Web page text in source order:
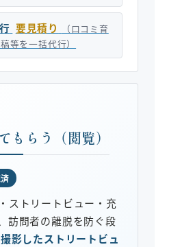
要見積り
（口コミ育
等を一括代行）
もらう（閲覧）
ストリートビュー・充
訪問者の離脱を防ぐ段
影したストリートビュ